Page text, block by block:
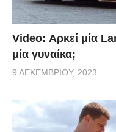
Video: Αρκεί μία
μία γυναίκα;
9 ΔΕΚΕΜΒΡΊΟΥ, 2023